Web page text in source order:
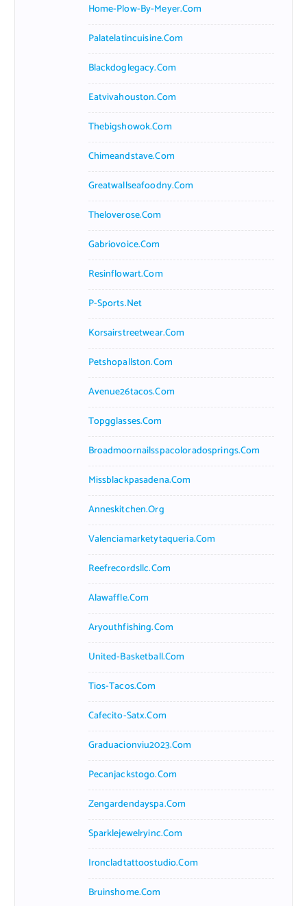
Home-Plow-By-Meyer.com
Palatelatincuisine.com
Blackdoglegacy.com
Eatvivahouston.com
Thebigshowok.com
Chimeandstave.com
Greatwallseafoodny.com
Theloverose.com
Gabriovoice.com
Resinflowart.com
P-Sports.net
Korsairstreetwear.com
Petshopallston.com
Avenue26tacos.com
Topgglasses.com
Broadmoornailsspacoloradosprings.com
Missblackpasadena.com
Anneskitchen.org
Valenciamarketytaqueria.com
Reefrecordsllc.com
Alawaffle.com
Aryouthfishing.com
United-Basketball.com
Tios-Tacos.com
Cafecito-Satx.com
Graduacionviu2023.com
Pecanjackstogo.com
Zengardendayspa.com
Sparklejewelryinc.com
Ironcladtattoostudio.com
Bruinshome.com